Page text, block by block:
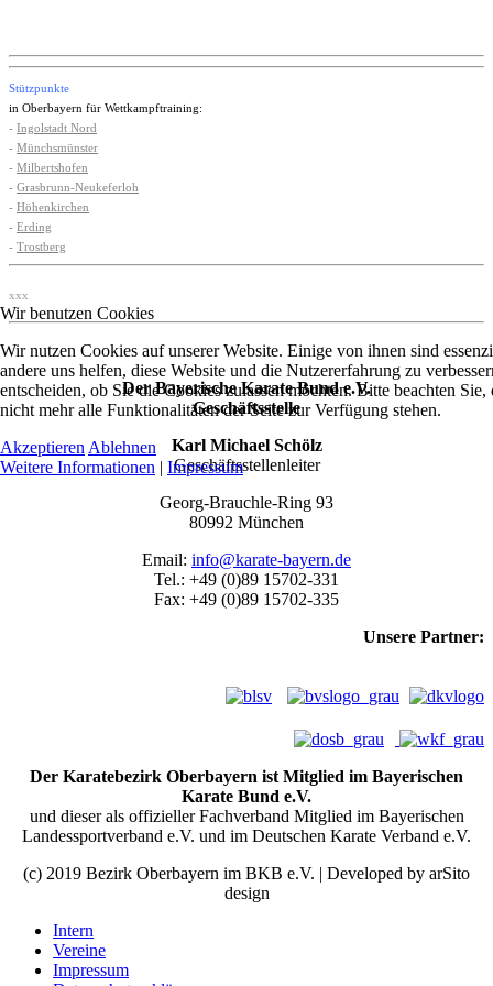
Stützpunkte
in Oberbayern für Wettkampftraining:
- Ingolstadt Nord
- Münchsmünster
- Milbertshofen
- Grasbrunn-Neukeferloh
- Höhenkirchen
- Erding
- Trostberg
xxx
Der Bayerische Karate Bund e.V.
Geschäftsstelle
Karl Michael Schölz
Geschäftsstellenleiter
Georg-Brauchle-Ring 93
80992 München
Email: info@karate-bayern.de
Tel.: +49 (0)89 15702-331
Fax: +49 (0)89 15702-335
Unsere Partner:
Der Karatebezirk Oberbayern ist Mitglied im Bayerischen
Karate Bund e.V.
und dieser als offizieller Fachverband Mitglied im Bayerischen
Landessportverband e.V. und im Deutschen Karate Verband e.V.
(c) 2019 Bezirk Oberbayern im BKB e.V. | Developed by arSito
design
Intern
Vereine
Impressum
Wir benutzen Cookies
Wir nutzen Cookies auf unserer Website. Einige von ihnen sind
andere uns helfen, diese Website und die Nutzererfahrung zu
entscheiden, ob Sie die Cookies zulassen möchten. Bitte beachten
nicht mehr alle Funktionalitäten der Seite zur Verfügung stehen.
Akzeptieren Ablehnen
Weitere Informationen | Impressum